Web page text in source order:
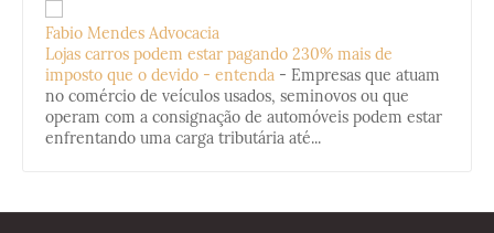
Fabio Mendes Advocacia
Lojas carros podem estar pagando 230% mais de
imposto que o devido - entenda - Empresas que atuam
no comércio de veículos usados, seminovos ou que
operam com a consignação de automóveis podem estar
enfrentando uma carga tributária até...